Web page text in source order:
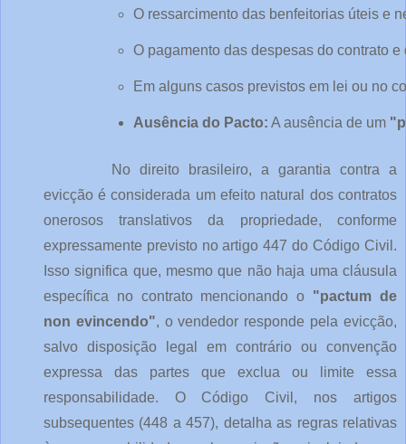
O ressarcimento das benfeitorias úteis e
O pagamento das despesas do contrato
Em alguns casos previstos em lei ou no
Ausência do Pacto: A ausência de um
No direito brasileiro, a garantia contra a
evicção é considerada um efeito natural dos contratos
onerosos translativos da propriedade, conforme
expressamente previsto no artigo 447 do Código Civil.
Isso significa que, mesmo que não haja uma cláusula
específica no contrato mencionando o "pactum de
non evincendo", o vendedor responde pela evicção,
salvo disposição legal em contrário ou convenção
expressa das partes que exclua ou limite essa
responsabilidade. O Código Civil, nos artigos
subsequentes (448 a 457), detalha as regras relativas